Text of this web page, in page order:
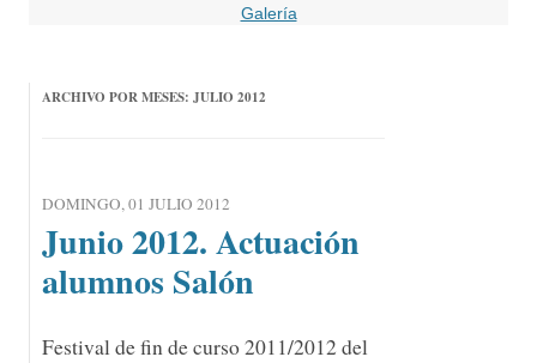
Galería
ARCHIVO POR MESES: JULIO 2012
DOMINGO, 01 JULIO 2012
Junio 2012. Actuación
alumnos Salón
Festival de fin de curso 2011/2012 del